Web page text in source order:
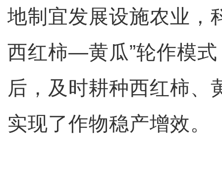
地制宜发展设施农业，
西红柿—黄瓜”轮作模
后，及时耕种西红柿、
实现了作物稳产增效。